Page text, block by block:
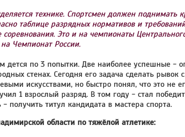
технике. Спортсмен должен поднимать
таблице разрядных нормативов и
Это и на чемпионаты
Чемпионат России.
дется по 3 попытки. Две наиболее успешные -
стенах. Сегодня его задача сделать
искусствами, но быстро понял, что это не
1 взрослый разряд. В том году - стал
титул кандидата в мастера спорта.
области по тяжёлой атлетике: